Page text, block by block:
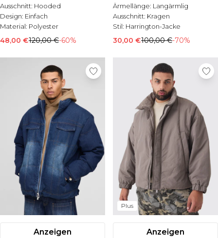
Ausschnitt: Hooded
Design: Einfach
Material: Polyester
48,00 €120,00 €-60%
Ärmellänge: Langärmlig
Ausschnitt: Kragen
Stil: Harrington-Jacke
30,00 €100,00 €-70%
Anzeigen
Plus
Anzeigen